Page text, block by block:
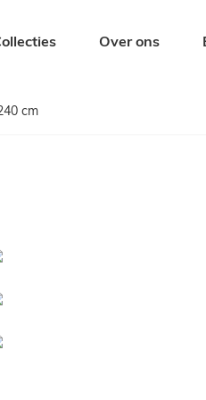
Over ons
cm